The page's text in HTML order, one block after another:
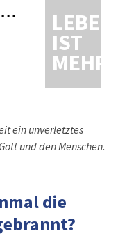
LEBEN
IST
MEHR
ein unverletztes
und den Menschen.
die